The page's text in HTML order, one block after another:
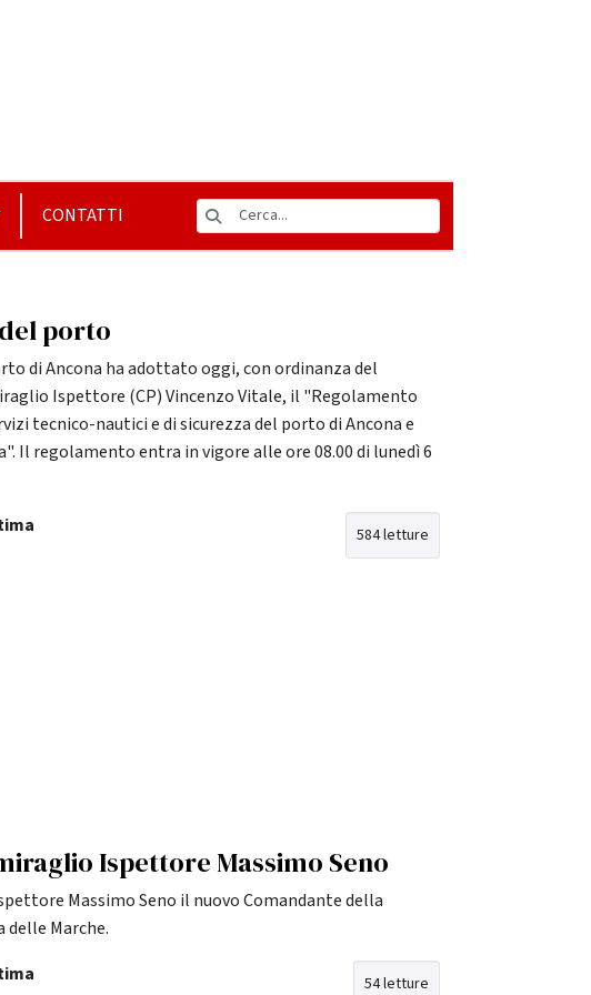
CONTATTI
porto
di Ancona ha adottato oggi, con ordinanza del
Ispettore (CP) Vincenzo Vitale, il "Regolamento
tecnico-nautici e di sicurezza del porto di Ancona e
Il regolamento entra in vigore alle ore 08.00 di lunedì 6
584 letture
Ispettore Massimo Seno
Massimo Seno il nuovo Comandante della
Marche.
54 letture